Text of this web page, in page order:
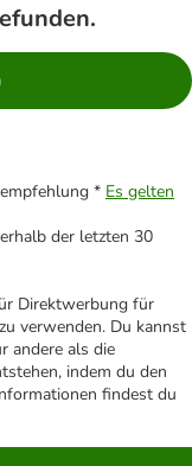
* Es gelten
der letzten 30
Direktwerbung für
verwenden. Du kannst
andere als die
indem du den
findest du